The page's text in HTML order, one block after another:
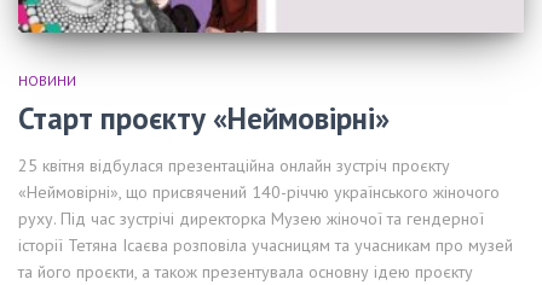
НОВИНИ
Старт проєкту «Неймовірні»
25 квітня відбулася презентаційна онлайн зустріч проєкту
«Неймовірні», що присвячений 140-річчю українського жіночого
руху. Під час зустрічі директорка Музею жіночої та гендерної
історії Тетяна Ісаєва розповіла учасницям та учасникам про музей
та його проєкти, а також презентувала основну ідею проєкту